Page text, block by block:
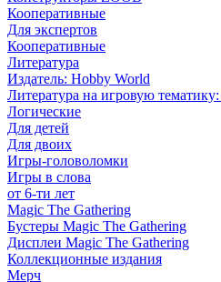
Кооперативные
Для экспертов
Кооперативные
Литература
Издатель: Hobby World
Литература на игровую
Логические
Для детей
Для двоих
Игры-головоломки
Игры в слова
от 6-ти лет
Magic The Gathering
Бустеры Magic The Gathering
Дисплеи Magic The Gathering
Коллекционные издания
Мерч